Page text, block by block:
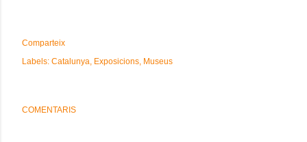
Comparteix
Labels: Catalunya Exposicions Museus
COMENTARIS